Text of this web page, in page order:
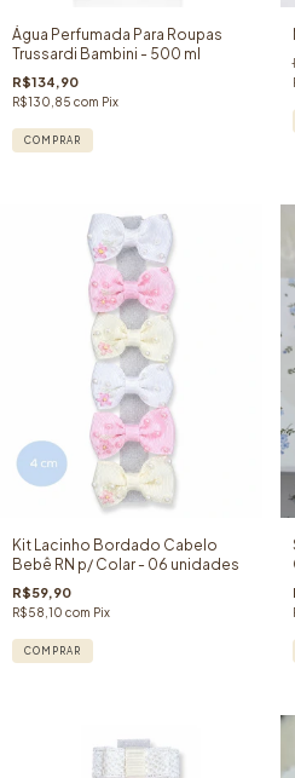
Água Perfumada Para Roupas
Trussardi Bambini - 500 ml
R$134,90
R$130,85 com Pix
Kit Lacinho Bordado Cabelo
Bebê RN p/ Colar - 06 unidades
R$59,90
R$58,10 com Pix